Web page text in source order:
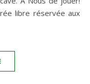
libre réservée aux